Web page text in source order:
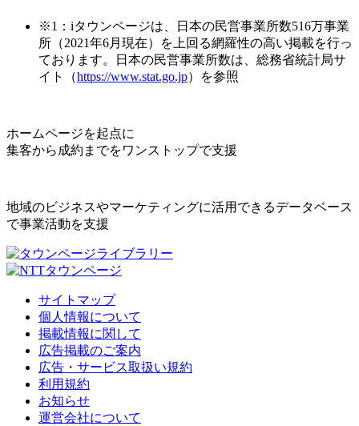
※1：iタウンページは、日本の民営事業所数516万事業
所（2021年6月現在）を上回る網羅性の高い掲載を行っ
ております。日本の民営事業所数は、総務省統計局サ
イト（https://www.stat.go.jp）を参照
ホームページを起点に
集客から成約までをワンストップで支援
地域のビジネスやマーケティングに活用できるデータベース
で事業活動を支援
サイトマップ
個人情報について
掲載情報に関して
広告掲載のご案内
広告・サービス取扱い規約
利用規約
お知らせ
運営会社について